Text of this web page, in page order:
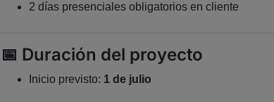
2 días presenciales obligatorios en cliente
📅 Duración del proyecto
Inicio previsto: 1 de julio